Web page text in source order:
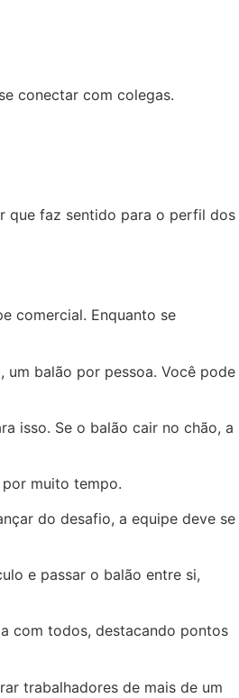
conectar com colegas.
que faz sentido para o perfil dos
comercial. Enquanto se
um balão por pessoa. Você pode
isso. Se o balão cair no chão, a
muito tempo.
do desafio, a equipe deve se
e passar o balão entre si,
com todos, destacando pontos
trabalhadores de mais de um